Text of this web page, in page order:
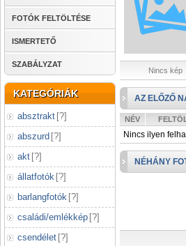
FOTÓK FELTÖLTÉSE
ISMERTETŐ
SZABÁLYZAT
KATEGÓRIÁK
absztrakt [?]
abszurd [?]
akt [?]
állatfotók [?]
barlangfotók [?]
családi/emlékkép [?]
csendélet [?]
Nincs kép
AZ ELŐZŐ
NÉV
Nincs ilyen
NÉHÁNY